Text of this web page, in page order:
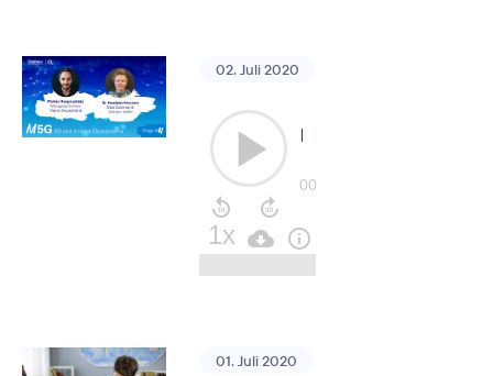
02. Juli 2020
01. Juli 2020